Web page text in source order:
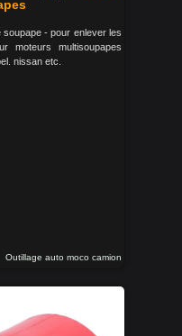
soupape - pour enlever les
moteurs multisoupapes
nissan etc.
Outillage auto moco camion